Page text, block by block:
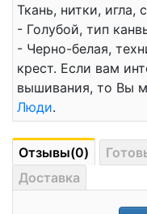
Ткань, нитки, игла,
- Голубой, тип
- Черно-белая,
крест. Если вам
вышивания, то Вы
Люди.
Отзывы(0)
Доставка